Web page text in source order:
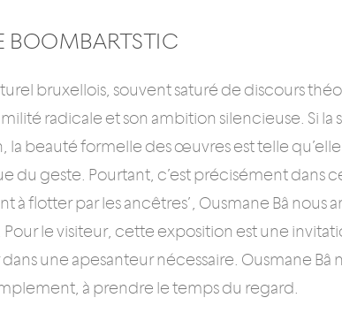
BOOMBARTSTIC
bruxellois, souvent saturé de discours
radicale et son ambition silencieuse. Si
la beauté formelle des œuvres est telle
du geste. Pourtant, c’est précisément dans
à flotter par les ancêtres’, Ousmane Bâ
Pour le visiteur, cette exposition est une
une apesanteur nécessaire. Ousmane Bâ
à prendre le temps du regard.